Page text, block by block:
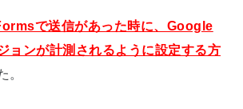
で送信があった時に、Google
ョンが計測されるように設定する方
。